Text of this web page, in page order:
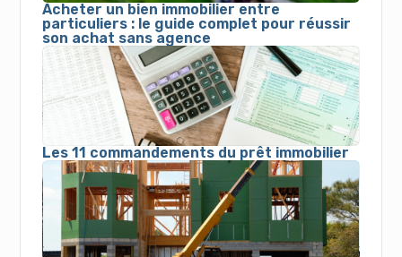
Acheter un bien immobilier entre
particuliers : le guide complet pour réussir
son achat sans agence
Les 11 commandements du prêt immobilier